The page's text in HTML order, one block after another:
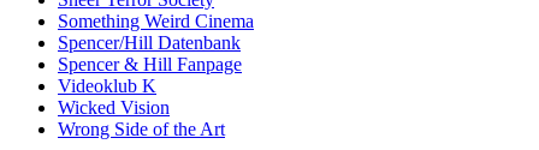
Something Weird Cinema
Spencer/Hill Datenbank
Spencer & Hill Fanpage
Videoklub K
Wicked Vision
Wrong Side of the Art